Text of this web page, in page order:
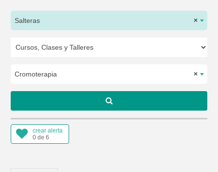
×
Salteras
×
Cromoterapia
crear alerta
0 de 6